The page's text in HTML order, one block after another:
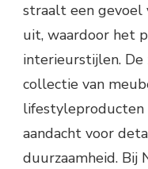
straalt een gevoel
uit, waardoor het
interieurstijlen.
collectie van
lifestyleproducten
aandacht voor
duurzaamheid. Bij